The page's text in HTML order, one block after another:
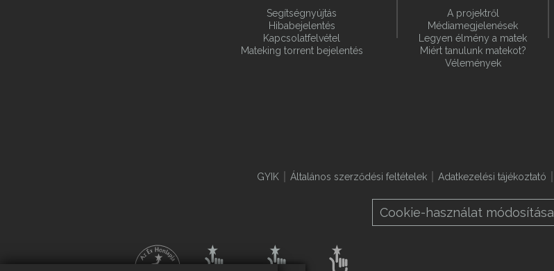
Segítségnyújtás
Hibabejelentés
Kapcsolatfelvétel
Mateking torrent bejelentés
A projektről
Médiamegjelenések
Legyen élmény a matek
Miért tanulunk matekot?
Vélemények
GYIK Általános szerződési feltételek Adatkezelési tájékoztató
Cookie-használat módosítása